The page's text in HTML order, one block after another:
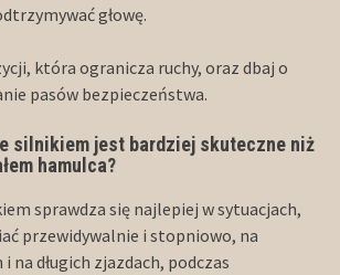
głowę.
która ogranicza ruchy, oraz dbaj o
pasów bezpieczeństwa.
silnikiem jest bardziej skuteczne niż
hamulca?
sprawdza się najlepiej w sytuacjach,
przewidywalnie i stopniowo, na
i na długich zjazdach, podczas